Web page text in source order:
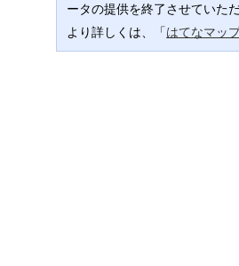
ータの提供を終了させていた
より詳しくは、「はてなマッ